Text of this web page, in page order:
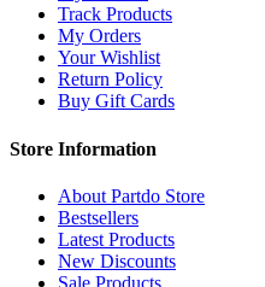
Track Products
My Orders
Your Wishlist
Return Policy
Buy Gift Cards
Store Information
About Partdo Store
Bestsellers
Latest Products
New Discounts
Sale Products